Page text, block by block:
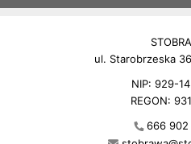
ul. Starobrzeska
NIP: 929-
REGON:
666 902